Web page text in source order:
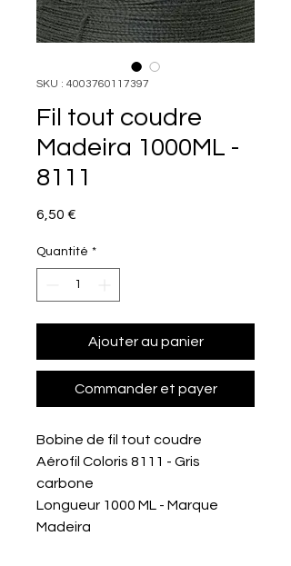
SKU : 4003760117397
Fil tout coudre
Madeira 1000ML -
8111
6,50 €
Quantité *
Ajouter au panier
Commander et payer
Bobine de fil tout coudre
Aérofil Coloris 8111 - Gris
carbone
Longueur 1000 ML - Marque
Madeira